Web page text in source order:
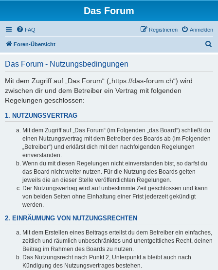
Das Forum
FAQ Anmelden
Registrieren
Foren-Übersicht
Das Forum - Nutzungsbedingungen
Mit dem Zugriff auf „Das Forum“ („https://das-forum.ch“) wird
zwischen dir und dem Betreiber ein Vertrag mit folgenden
Regelungen geschlossen:
1. NUTZUNGSVERTRAG
Mit dem Zugriff auf „Das Forum“ (im Folgenden „das Board“) schließt du
einen Nutzungsvertrag mit dem Betreiber des Boards ab (im Folgenden
„Betreiber“) und erklärst dich mit den nachfolgenden Regelungen
einverstanden.
Wenn du mit diesen Regelungen nicht einverstanden bist, so darfst du
das Board nicht weiter nutzen. Für die Nutzung des Boards gelten
jeweils die an dieser Stelle veröffentlichten Regelungen.
Der Nutzungsvertrag wird auf unbestimmte Zeit geschlossen und kann
von beiden Seiten ohne Einhaltung einer Frist jederzeit gekündigt
werden.
2. EINRÄUMUNG VON NUTZUNGSRECHTEN
Mit dem Erstellen eines Beitrags erteilst du dem Betreiber ein einfaches,
zeitlich und räumlich unbeschränktes und unentgeltliches Recht, deinen
Beitrag im Rahmen des Boards zu nutzen.
Das Nutzungsrecht nach Punkt 2, Unterpunkt a bleibt auch nach
Kündigung des Nutzungsvertrages bestehen.